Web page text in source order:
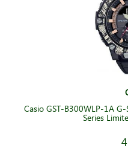
Casio GST-B300WLP-1A
Series